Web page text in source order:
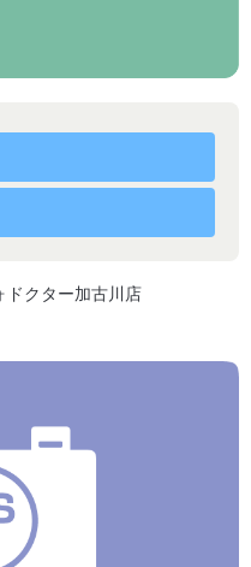
クター加古川店